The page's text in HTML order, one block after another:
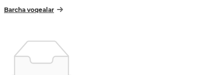
Barcha voqealar